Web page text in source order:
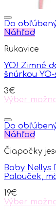
Do
Náhľad
Rukavice
YO! Zimné
šnúrkou
3€
Výber
product
has
multiple
The
may
be
on
the
Do
Náhľad
Čiapočky
Baby Nellys
Palouček,
19€
Výber